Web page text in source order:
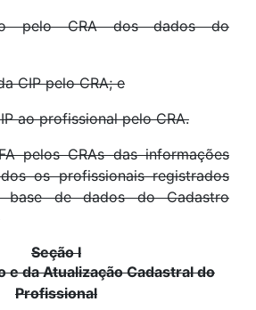
pelo CRA dos dados do
CIP pelo CRA; e
ao profissional pelo CRA.
pelos CRAs das informações
os profissionais registrados
de dados do Cadastro
Seção I
e da Atualização Cadastral do
Profissional